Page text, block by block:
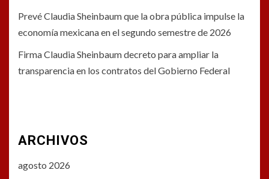
Prevé Claudia Sheinbaum que la obra pública impulse la
economía mexicana en el segundo semestre de 2026
Firma Claudia Sheinbaum decreto para ampliar la
transparencia en los contratos del Gobierno Federal
ARCHIVOS
agosto 2026